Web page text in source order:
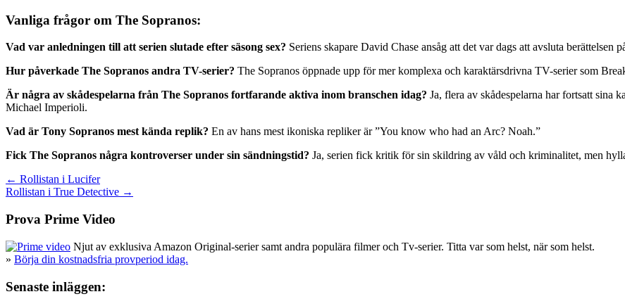
Vanliga frågor om The Sopranos:
Vad var anledningen till att serien slutade efter säsong sex? Seriens skapare David Chase ansåg att det var dags att avsluta berättelsen
Hur påverkade The Sopranos andra TV-serier? The Sopranos öppnade upp för mer komplexa och karaktärsdrivna TV-serier som
Är några av skådespelarna från The Sopranos fortfarande aktiva inom branschen idag? Ja, flera av skådespelarna har fortsatt
Michael Imperioli.
Vad är Tony Sopranos mest kända replik? En av hans mest ikoniska repliker är ”You know who had an Arc? Noah.”
Fick The Sopranos några kontroverser under sin sändningstid? Ja, serien fick kritik för sin skildring av våld och kriminalitet, men
Inläggsnavigering
← Rollistan i Lucifer
Rollistan i True Detective →
Prova Prime Video
Njut av exklusiva Amazon Original-serier samt andra populära filmer och Tv-serier. Titta var som helst, när som helst.
» Börja din kostnadsfria provperiod idag.
Senaste inläggen: